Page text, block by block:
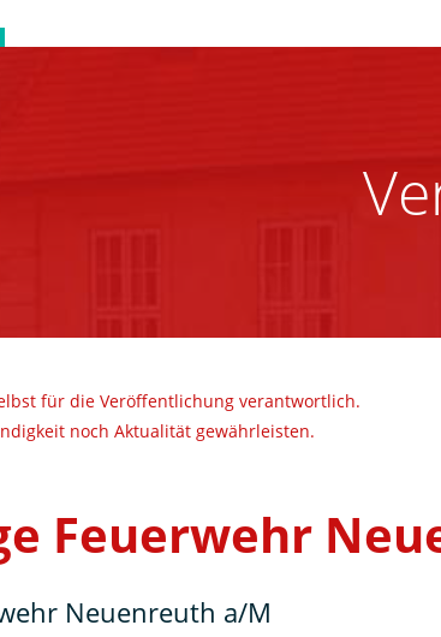
für die Veröffentlichung verantwortlich.
noch Aktualität gewährleisten.
Feuerwehr
Neuenreuth a/M